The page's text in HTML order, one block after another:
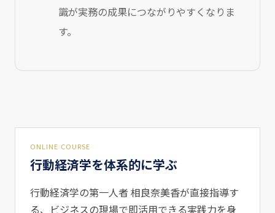
識が実務の成果につながりやすくなりま
す。
ONLINE COURSE
行動経済学を体系的に学ぶ
行動経済学の第一人者 相良奈美香が直接指導す
る、ビジネスの現場で即活用できる実践力を身